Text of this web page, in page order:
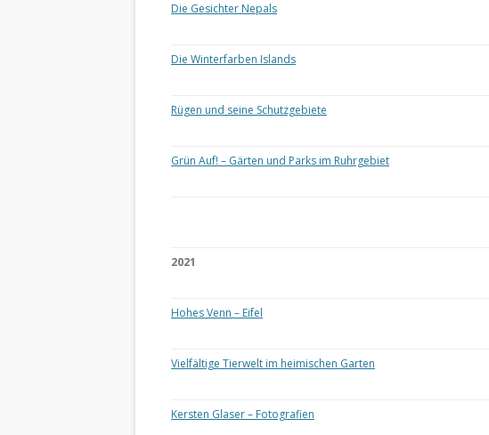
Die Gesichter Nepals
Die Winterfarben Islands
Rügen und seine Schutzgebiete
Grün Auf! – Gärten und Parks im Ruhrgebiet
2021
Hohes Venn – Eifel
Vielfältige Tierwelt im heimischen Garten
Kersten Glaser – Fotografien